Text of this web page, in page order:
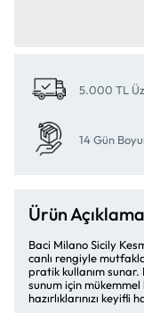
5.000 TL
14 Gün
Ürün
Baci Milano Sicily
canlı rengiyle
pratik kullanım sunar.
sunum için
hazırlıklarınızı keyifli